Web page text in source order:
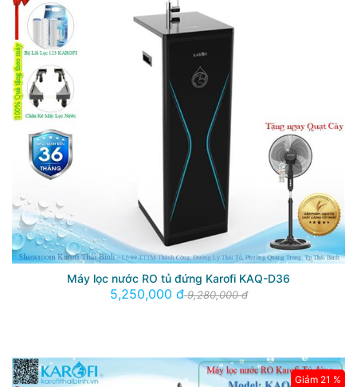
Máy lọc nước RO tủ đứng Karofi KAQ-D36
5,250,000 đ9,280,000 đ
Giảm 21 %